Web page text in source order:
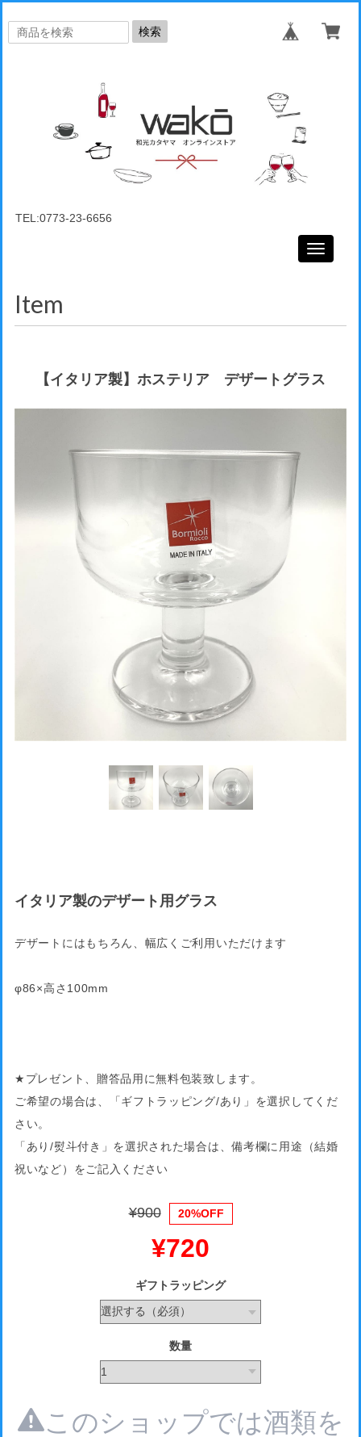
検索
TEL:0773-23-6656
Toggle
Item
【イタリア製】ホステリア デザートグラス
イタリア製のデザート用グラス
デザートにはもちろん、幅広くご利用いただけます
φ86×高さ100mm
★プレゼント、贈答品用に無料包装致します。
ご希望の場合は、「ギフトラッピング/あり」を選択してくだ
さい。
「あり/熨斗付き」を選択された場合は、備考欄に用途（結婚
祝いなど）をご記入ください
¥900 20%OFF
¥720
ギフトラッピング
数量
このショップでは酒類を